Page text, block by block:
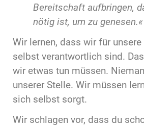
Bereitschaft aufbringen,
nötig ist, um zu genesen.«
Wir lernen, dass wir für unsere
selbst verantwortlich sind.
wir etwas tun müssen.
unserer Stelle. Wir müssen
sich selbst sorgt.
Wir schlagen vor, dass du